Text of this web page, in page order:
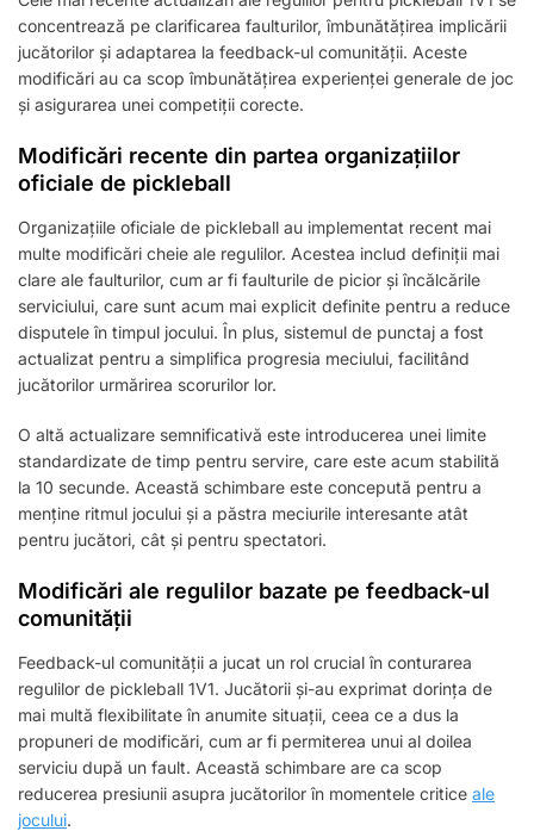
concentrează pe clarificarea faulturilor, îmbunătățirea implicării
jucătorilor și adaptarea la feedback-ul comunității. Aceste
modificări au ca scop îmbunătățirea experienței generale de joc
și asigurarea unei competiții corecte.
Modificări recente din partea organizațiilor
oficiale de pickleball
Organizațiile oficiale de pickleball au implementat recent mai
multe modificări cheie ale regulilor. Acestea includ definiții mai
clare ale faulturilor, cum ar fi faulturile de picior și încălcările
serviciului, care sunt acum mai explicit definite pentru a reduce
disputele în timpul jocului. În plus, sistemul de punctaj a fost
actualizat pentru a simplifica progresia meciului, facilitând
jucătorilor urmărirea scorurilor lor.
O altă actualizare semnificativă este introducerea unei limite
standardizate de timp pentru servire, care este acum stabilită
la 10 secunde. Această schimbare este concepută pentru a
menține ritmul jocului și a păstra meciurile interesante atât
pentru jucători, cât și pentru spectatori.
Modificări ale regulilor bazate pe feedback-ul
comunității
Feedback-ul comunității a jucat un rol crucial în conturarea
regulilor de pickleball 1V1. Jucătorii și-au exprimat dorința de
mai multă flexibilitate în anumite situații, ceea ce a dus la
propuneri de modificări, cum ar fi permiterea unui al doilea
serviciu după un fault. Această schimbare are ca scop
reducerea presiunii asupra jucătorilor în momentele critice ale
jocului.